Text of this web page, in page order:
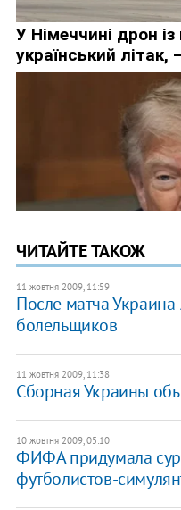
ЧИТАЙТЕ ТАКОЖ
11 жовтня 2009, 11:59
После матча
болельщиков
11 жовтня 2009, 11:38
Сборная Украины
10 жовтня 2009, 05:10
ФИФА придумала
футболистов-